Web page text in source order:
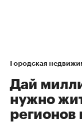
Городская
Дай
нужно
регионов